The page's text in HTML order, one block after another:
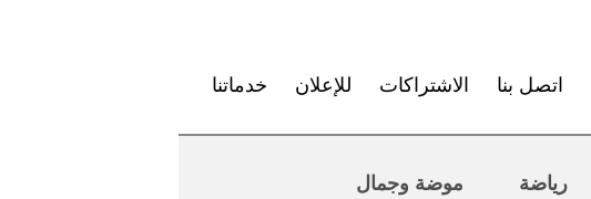
اتصل بنا الاشتراكات للإعلان خدماتنا
رياضة موضة وجمال